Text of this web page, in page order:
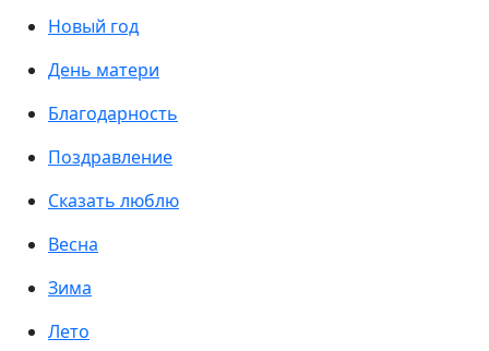
Новый год
День матери
Благодарность
Поздравление
Сказать люблю
Весна
Зима
Лето